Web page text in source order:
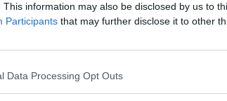
This information may also be disclosed by us to
Participants that may further disclose it to other
Data Processing Opt Outs